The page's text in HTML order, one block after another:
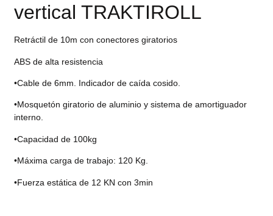
vertical TRAKTIROLL
Retráctil de 10m con conectores giratorios
ABS de alta resistencia
•Cable de 6mm. Indicador de caída cosido.
•Mosquetón giratorio de aluminio y sistema de amortiguador
interno.
•Capacidad de 100kg
•Máxima carga de trabajo: 120 Kg.
•Fuerza estática de 12 KN con 3min